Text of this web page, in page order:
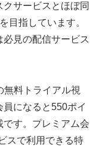
サービスとほぼ同
目指しています。
見の配信サービス
無料トライアル視
になると550ポイ
です。プレミアム会
スで利用できる特